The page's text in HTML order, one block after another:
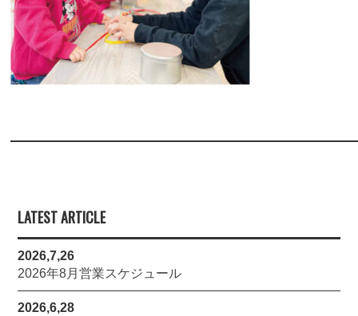
LATEST ARTICLE
2026,7,26
2026年8月営業スケジュール
2026,6,28